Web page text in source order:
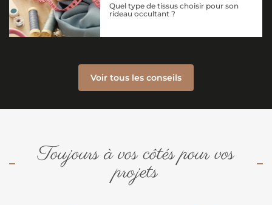
Quel type de tissus choisir pour son
rideau occultant ?
Voir tous les conseils
Toujours à vos côtés pour vos
projets